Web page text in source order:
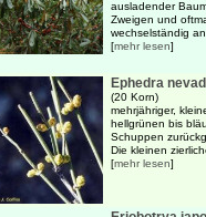
ausladender
Zweigen und
wechselständig
[mehr lesen]
Ephedra
(20 Korn)
mehrjähriger,
hellgrünen bis
Schuppen
Die kleinen
[mehr lesen]